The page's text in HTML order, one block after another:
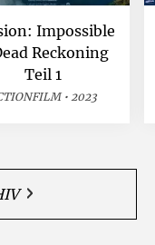
Impossible
Reckoning
Teil 1
• 2023